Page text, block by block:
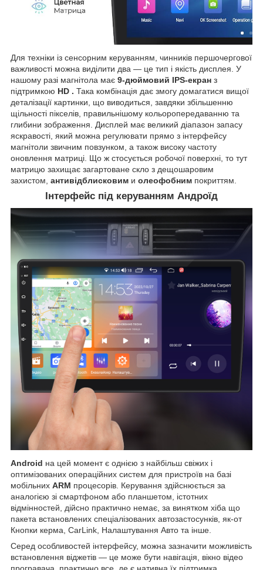
Для техніки із сенсорним керуванням, чинників першочергової
важливості можна виділити два — це тип і якість дисплея. У
нашому разі магнітола має 9-дюймовий IPS-екран з
підтримкою HD . Така комбінація дає змогу домагатися вищої
деталізації картинки, що виводиться, завдяки збільшенню
щільності пікселів, правильнішому кольоропередаванню та
глибини зображення. Дисплей має великий діапазон запасу
яскравості, який можна регулювати прямо з інтерфейсу
магнітоли звичним повзунком, а також високу частоту
оновлення матриці. Що ж стосується робочої поверхні, то тут
матрицю захищає загартоване скло з дещошаровим
захистом, антивідблисковим и олеофобним покриттям.
Інтерфейс під керуванням Андроїд
Android на цей момент є однією з найбільш свіжих і
оптимізованих операційних систем для пристроїв на базі
мобільних ARM процесорів. Керування здійснюється за
аналогією зі смартфоном або планшетом, істотних
відмінностей, дійсно практично немає, за винятком хіба що
пакета встановлених спеціалізованих автозастосунків, як-от
Кнопки керма, CarLink, Налаштування Авто та інше.
Серед особливостей інтерфейсу, можна зазначити можливість
встановлення віджетів — це може бути навігація, вікно відео